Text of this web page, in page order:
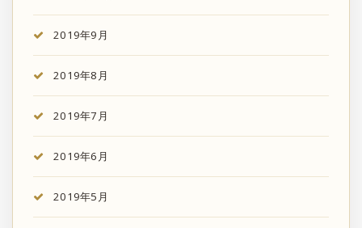
2019年9月
2019年8月
2019年7月
2019年6月
2019年5月